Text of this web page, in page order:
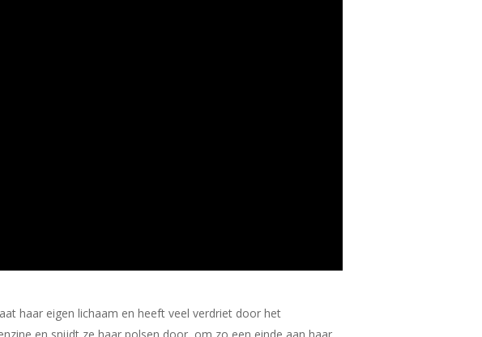
haar eigen lichaam en heeft veel verdriet door het